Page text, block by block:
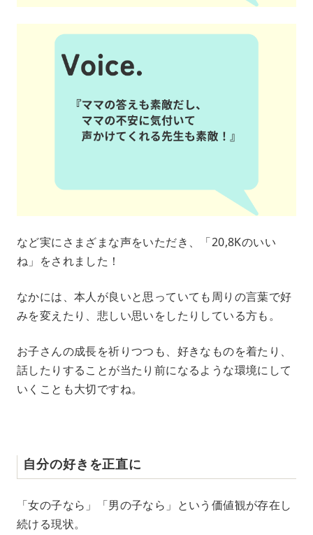
など実にさまざまな声をいただき、「20,8Kのいい
ね」をされました！
なかには、本人が良いと思っていても周りの言葉で好
みを変えたり、悲しい思いをしたりしている方も。
お子さんの成長を祈りつつも、好きなものを着たり、
話したりすることが当たり前になるような環境にして
いくことも大切ですね。
自分の好きを正直に
「女の子なら」「男の子なら」という価値観が存在し
続ける現状。